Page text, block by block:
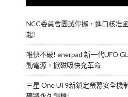
NCC委員會團滅停擺，進口核准
起!
唯快不破! enerpad 新一代UFO
動電源，掀磁吸快充革命
三星 One UI 9新鎖定螢幕安全機